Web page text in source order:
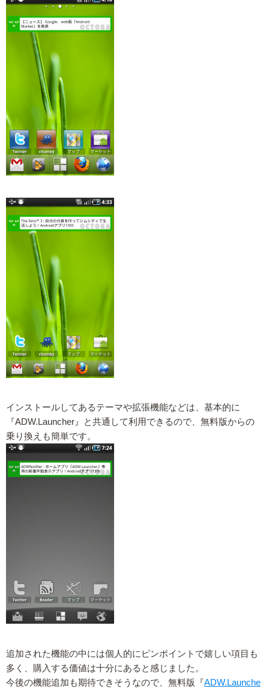
インストールしてあるテーマや拡張機能などは、基本的に
『ADW.Launcher』と共通して利用できるので、無料版からの
乗り換えも簡単です。
追加された機能の中には個人的にピンポイントで嬉しい項目も
多く、購入する価値は十分にあると感じました。
今後の機能追加も期待できそうなので、無料版『ADW.Launche